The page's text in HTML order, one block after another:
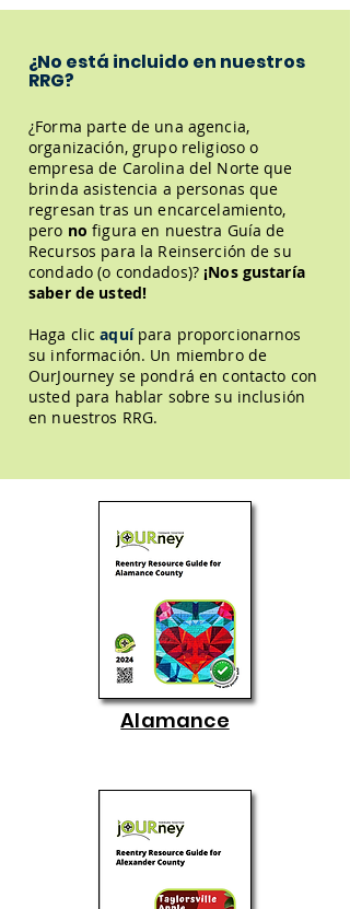
¿No está incluido en nuestros
RRG?
¿Forma parte de una agencia,
organización, grupo religioso o
empresa de Carolina del Norte que
brinda asistencia a personas que
regresan tras un encarcelamiento,
pero no figura en nuestra Guía de
Recursos para la Reinserción de su
condado (o condados)?¡Nos gustaría
saber de usted!
Haga clic aquí para proporcionarnos
su información. Un miembro de
OurJourney se pondrá en contacto con
usted para hablar sobre su inclusión
en nuestros RRG.
Alamance